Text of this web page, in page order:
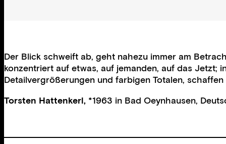
Der Blick schweift ab, geht nahezu immer am
konzentriert auf etwas, auf jemanden, auf das
Detailvergrößerungen und farbigen Totalen,
Torsten Hattenkerl, *1963 in Bad Oeynhausen,